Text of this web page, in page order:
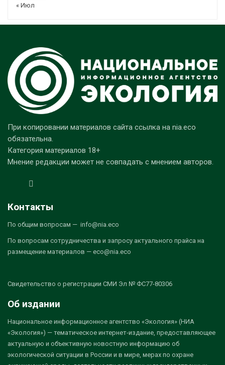
« Июл
При копировании материалов сайта ссылка на nia.eco
обязательна.
Категория материалов 18+
Мнение редакции может не совпадать с мнением авторов.
Контакты
По общим вопросам — info@nia.eco
По вопросам сотрудничества и запросу актуального прайса на
размещение материалов — eco@nia.eco
Свидетельство о регистрации СМИ Эл № ФС77-80306
Об издании
Национальное информационное агентство «Экология» (НИА
«Экология») — тематическое интернет-издание, предоставляющее
актуальную и объективную новостную информацию об
экологической ситуации в России и в мире, мерах по охране